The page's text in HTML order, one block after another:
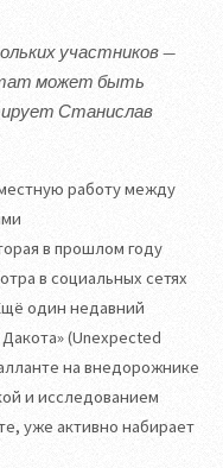
участников —
может быть
Станислав
работу между
в прошлом году
в социальных сетях
один недавний
(Unexpected
на внедорожнике
и исследованием
уже активно набирает